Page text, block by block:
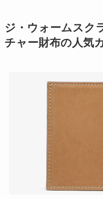
ジ・ウォームスク
チャー財布の人気